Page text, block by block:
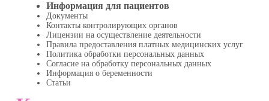
Информация для пациентов
Документы
Контакты контролирующих органов
Лицензии на осуществление деятельности
Правила предоставления платных медицинских услуг
Политика обработки персональных данных
Согласие на обработку персональных данных
Информация о беременности
Статьи